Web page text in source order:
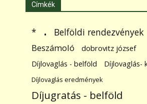
Címkék
* . Belföldi rendezvények
Beszámoló dobrovitz józsef
Díjlovaglás - belföld Díjlovaglás-
Díjlovaglás eredmények
Díjugratás - belföld